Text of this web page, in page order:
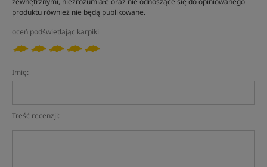
produktu również nie będą publikowane.
oceń podświetlając karpiki
Imię:
Treść recenzji: